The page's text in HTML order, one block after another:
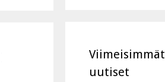
Viimeisimmät
uutiset